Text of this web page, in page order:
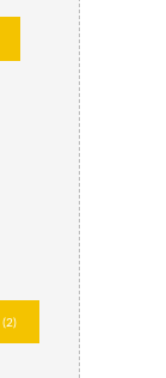
(2)